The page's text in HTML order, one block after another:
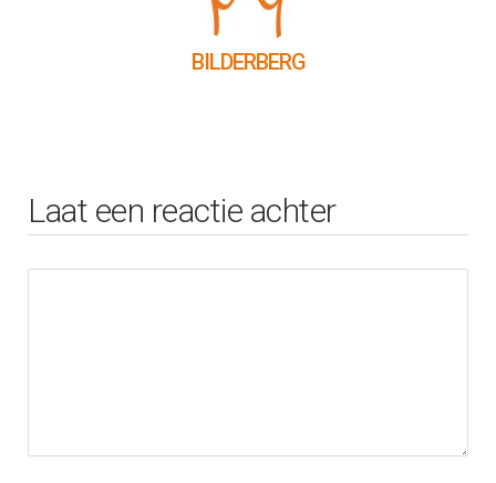
BILDERBERG
Laat een reactie achter